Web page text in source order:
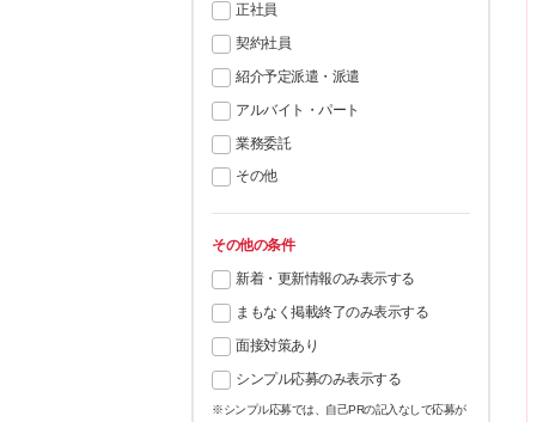
正社員
契約社員
紹介予定派遣・派遣
アルバイト・パート
業務委託
その他
その他の条件
新着・更新情報のみ表示する
まもなく掲載終了のみ表示する
面接対策あり
シンプル応募のみ表示する
※シンプル応募では、自己PRの記入なしで応募が